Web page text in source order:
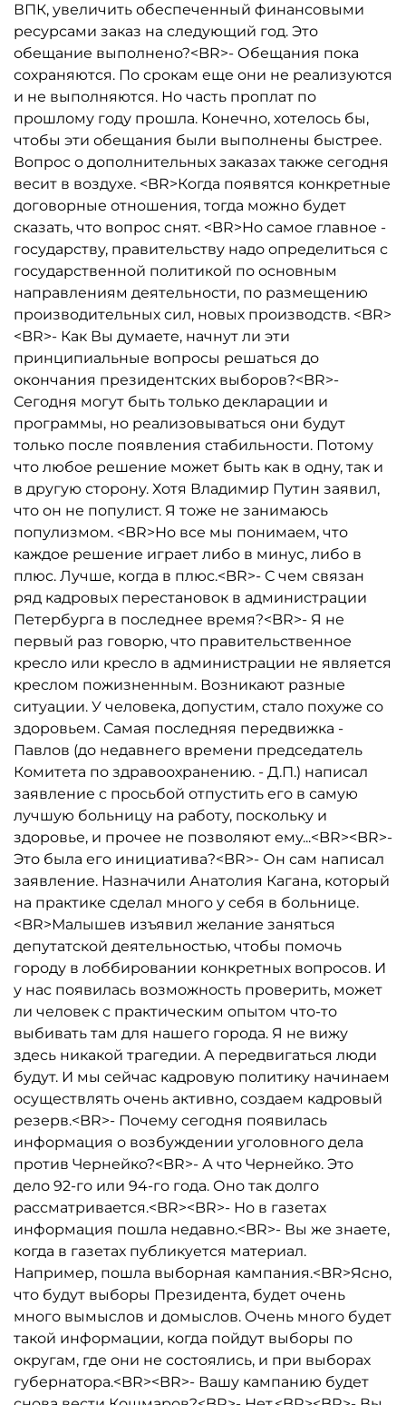
ВПК, увеличить обеспеченный финансовыми
ресурсами заказ на следующий год. Это
обещание выполнено?<BR>- Обещания пока
сохраняются. По срокам еще они не реализуются
и не выполняются. Но часть проплат по
прошлому году прошла. Конечно, хотелось бы,
чтобы эти обещания были выполнены быстрее.
Вопрос о дополнительных заказах также сегодня
весит в воздухе. <BR>Когда появятся конкретные
договорные отношения, тогда можно будет
сказать, что вопрос снят. <BR>Но самое главное -
государству, правительству надо определиться с
государственной политикой по основным
направлениям деятельности, по размещению
производительных сил, новых производств. <BR>
<BR>- Как Вы думаете, начнут ли эти
принципиальные вопросы решаться до
окончания президентских выборов?<BR>-
Сегодня могут быть только декларации и
программы, но реализовываться они будут
только после появления стабильности. Потому
что любое решение может быть как в одну, так и
в другую сторону. Хотя Владимир Путин заявил,
что он не популист. Я тоже не занимаюсь
популизмом. <BR>Но все мы понимаем, что
каждое решение играет либо в минус, либо в
плюс. Лучше, когда в плюс.<BR>- С чем связан
ряд кадровых перестановок в администрации
Петербурга в последнее время?<BR>- Я не
первый раз говорю, что правительственное
кресло или кресло в администрации не является
креслом пожизненным. Возникают разные
ситуации. У человека, допустим, стало похуже со
здоровьем. Самая последняя передвижка -
Павлов (до недавнего времени председатель
Комитета по здравоохранению. - Д.П.) написал
заявление с просьбой отпустить его в самую
лучшую больницу на работу, поскольку и
здоровье, и прочее не позволяют ему...<BR><BR>-
Это была его инициатива?<BR>- Он сам написал
заявление. Назначили Анатолия Кагана, который
на практике сделал много у себя в больнице.
<BR>Малышев изъявил желание заняться
депутатской деятельностью, чтобы помочь
городу в лоббировании конкретных вопросов. И
у нас появилась возможность проверить, может
ли человек с практическим опытом что-то
выбивать там для нашего города. Я не вижу
здесь никакой трагедии. А передвигаться люди
будут. И мы сейчас кадровую политику начинаем
осуществлять очень активно, создаем кадровый
резерв.<BR>- Почему сегодня появилась
информация о возбуждении уголовного дела
против Чернейко?<BR>- А что Чернейко. Это
дело 92-го или 94-го года. Оно так долго
рассматривается.<BR><BR>- Но в газетах
информация пошла недавно.<BR>- Вы же знаете,
когда в газетах публикуется материал.
Например, пошла выборная кампания.<BR>Ясно,
что будут выборы Президента, будет очень
много вымыслов и домыслов. Очень много будет
такой информации, когда пойдут выборы по
округам, где они не состоялись, и при выборах
губернатора.<BR><BR>- Вашу кампанию будет